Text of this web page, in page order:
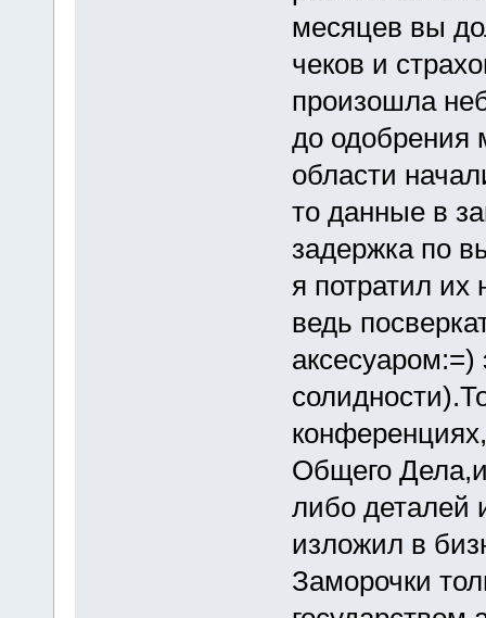
месяцев вы
чеков и
произошла
до одобрения
области
то данные в
задержка по
я потратил их
ведь
аксесуаром:=)
Общего
либо деталей
изложил в
Заморочки